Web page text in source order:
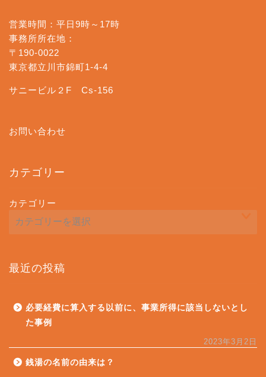
営業時間：平日9時～17時
事務所所在地：
〒190-0022
東京都立川市錦町1-4-4
サニービル２F Cs-156
お問い合わせ
カテゴリー
カテゴリー
最近の投稿
必要経費に算入する以前に、事業所得に該当しないとし
た事例
2023年3月2日
銭湯の名前の由来は？